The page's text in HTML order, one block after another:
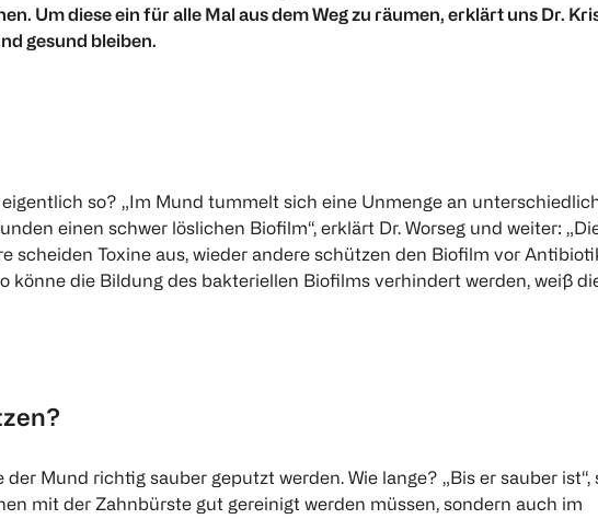
Um diese ein für alle Mal aus dem Weg zu räumen, erklärt uns Dr.
gesund bleiben.
so? „Im Mund tummelt sich eine Unmenge an
einen schwer löslichen Biofilm“, erklärt Dr. Worseg und weiter:
Toxine aus, wieder andere schützen den Biofilm vor
könne die Bildung des bakteriellen Biofilms verhindert werden, weiß
Mund richtig sauber geputzt werden. Wie lange? „Bis er sauber ist“,
mit der Zahnbürste gut gereinigt werden müssen, sondern auch im